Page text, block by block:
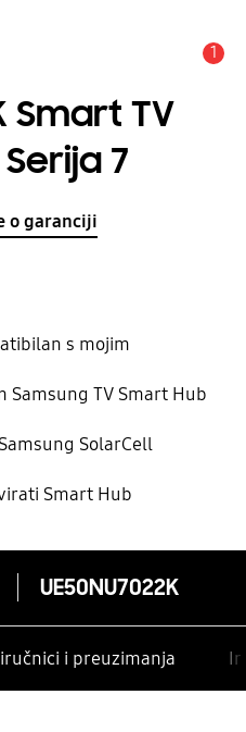
1
Smart TV
Serija 7
o garanciji
s mojim
Samsung TV Smart Hub
SolarCell
Smart Hub
UE50NU7022K
i preuzimanja